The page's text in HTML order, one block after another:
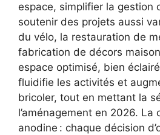
espace, simplifier la gestion
soutenir des projets aussi
du vélo, la restauration de
fabrication de décors
espace optimisé, bien
fluidifie les activités et
bricoler, tout en mettant la
l’aménagement en 2026. La
anodine : chaque décision